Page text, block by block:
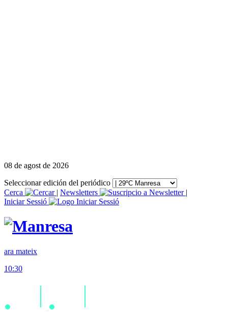
08 de agost de 2026
Seleccionar edición del periódico
Cerca
| Newsletters
|
Iniciar Sessió
ara mateix
10:30